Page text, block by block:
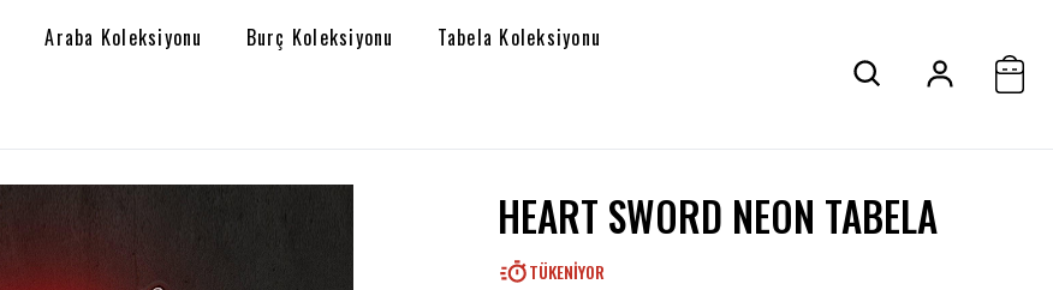
Araba Koleksiyonu Burç Koleksiyonu Tabela Koleksiyonu
HEART SWORD NEON TABELA
TÜKENIYOR